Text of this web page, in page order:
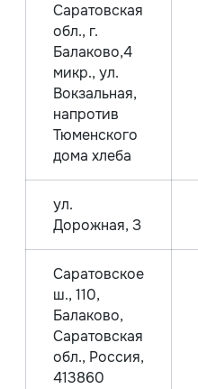
Саратовская
обл., г.
Балаково,4
микр., ул.
Вокзальная,
напротив
Тюменского
дома хлеба
ул.
Дорожная, З
Саратовское
ш., 110,
Балаково,
Саратовская
обл., Россия,
413860